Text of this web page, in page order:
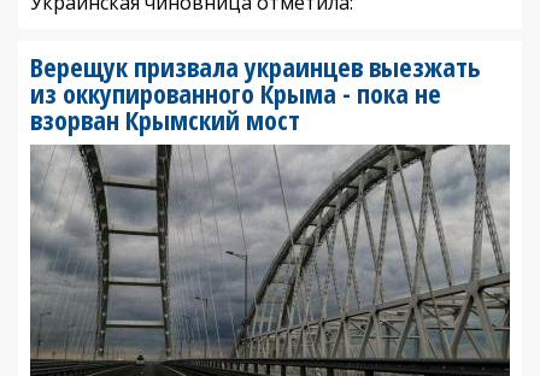
Верещук призвала украинцев выезжать
из оккупированного Крыма - пока не
взорван Крымский мост